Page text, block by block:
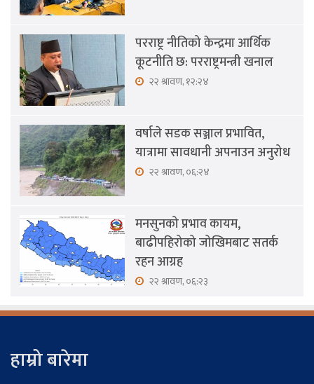
परराष्ट्र नीतिको केन्द्रमा आर्थिक
कूटनीति छ: परराष्ट्रमन्त्री खनाल
२२ श्रावण, १२:२४
वर्षाले सडक सञ्जाल प्रभावित,
यात्रामा सावधानी अपनाउन अनुरोध
२२ श्रावण, ०६:२४
मनसुनको प्रभाव कायम,
बाढीपहिरोको जोखिमबाट सतर्क
रहन आग्रह
२२ श्रावण, ०६:२३
हाम्रो बारेमा